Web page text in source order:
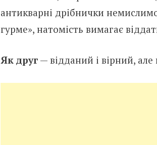
антикварні дрібнички
гурме», натомість вимагає
Як друг— відданий і вірний, але